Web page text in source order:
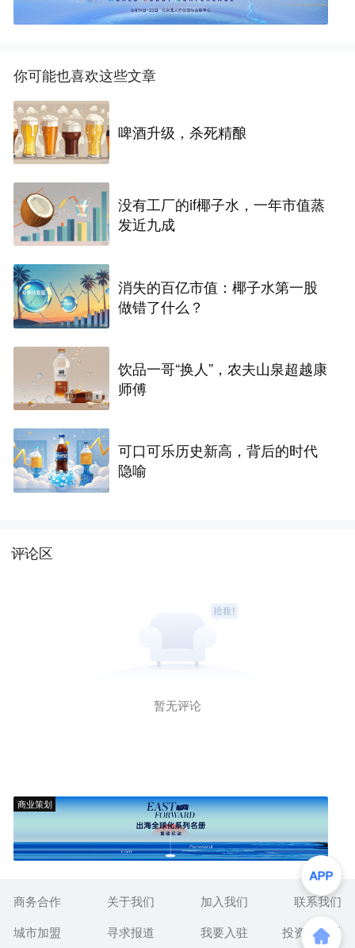
你可能也喜欢这些文章
啤酒升级，杀死精酿
没有工厂的if椰子水，一年市值蒸
发近九成
消失的百亿市值：椰子水第一股
做错了什么？
饮品一哥“换人”，农夫山泉超越康
师傅
可口可乐历史新高，背后的时代
隐喻
评论区
暂无评论
商业策划
商务合作 关于我们 加入我们
联系我们
城市加盟
寻求报道 我要入驻 投资者关系